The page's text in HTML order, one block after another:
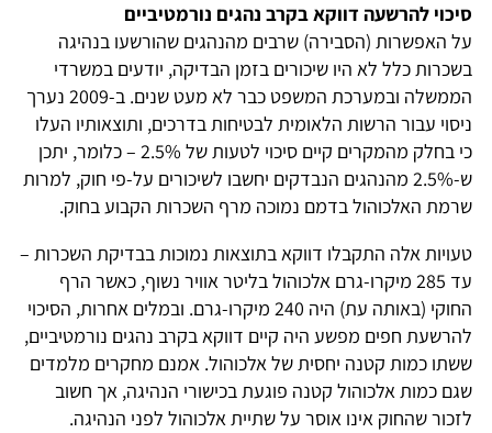
סיכוי להרשעה דווקא בקרב נהגים נורמטיביים
על האפשרות (הסבירה) שרבים מהנהגים שהורשעו בנהיגה
בשכרות כלל לא היו שיכורים בזמן הבדיקה, יודעים במשרדי
הממשלה ובמערכת המשפט כבר לא מעט שנים. ב-2009 נערך
ניסוי עבור הרשות הלאומית לבטיחות בדרכים, ותוצאותיו העלו
כי בחלק מהמקרים קיים סיכוי לטעות של 2.5% – כלומר, יתכן
ש-2.5% מהנהגים הנבדקים יחשבו לשיכורים על-פי חוק, למרות
שרמת האלכוהול בדמם נמוכה מרף השכרות הקבוע בחוק.
טעויות אלה התקבלו דווקא בתוצאות נמוכות בבדיקת השכרות –
עד 285 מיקרו-גרם אלכוהול בליטר אוויר נשוף, כאשר הרף
החוקי (באותה עת) היה 240 מיקרו-גרם. ובמלים אחרות, הסיכוי
להרשעת חפים מפשע היה קיים דווקא בקרב נהגים נורמטיביים,
ששתו כמות קטנה יחסית של אלכוהול. אמנם מחקרים מלמדים
שגם כמות אלכוהול קטנה פוגעת בכישורי הנהיגה, אך חשוב
לזכור שהחוק אינו אוסר על שתיית אלכוהול לפני הנהיגה.